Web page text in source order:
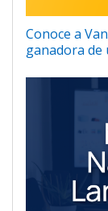
Conoce a
ganadora de